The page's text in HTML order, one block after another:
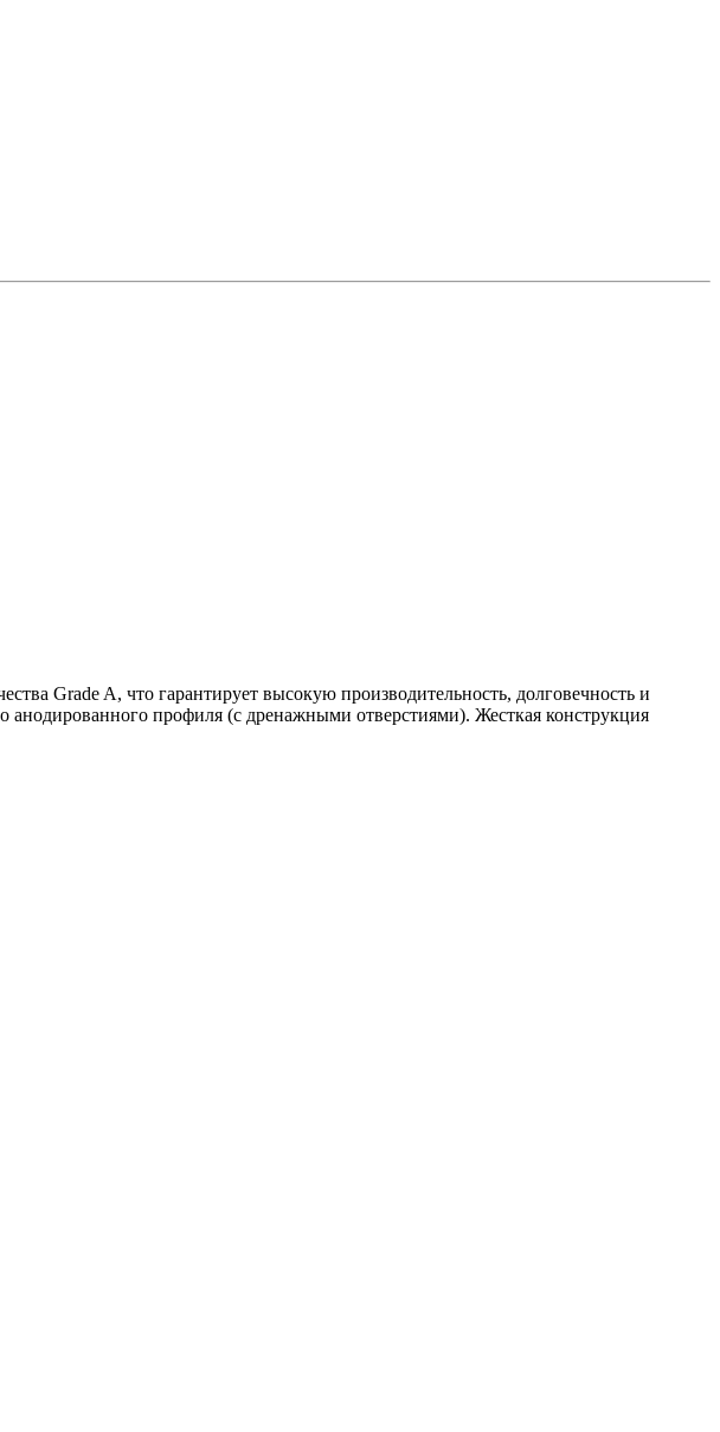
Grade A, что гарантирует высокую производительность, долговечность и
анодированного профиля (с дренажными отверстиями). Жесткая конструкция